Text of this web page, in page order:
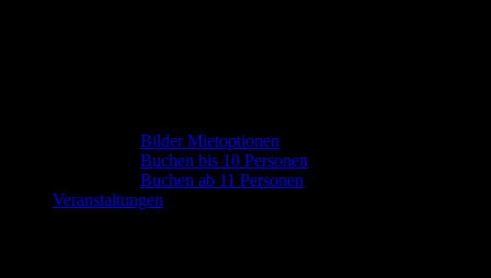
Bilder Mietoptionen
Buchen bis 10 Personen
Buchen ab 11 Personen
Veranstaltungen